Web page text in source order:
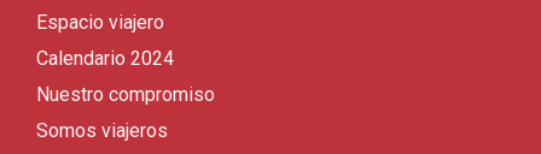
Espacio viajero
Calendario 2024
Nuestro compromiso
Somos viajeros